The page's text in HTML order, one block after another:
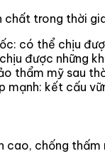
trong thời
có thể chịu
được những
thẩm mỹ sau
mạnh: kết cấu
cao, chống